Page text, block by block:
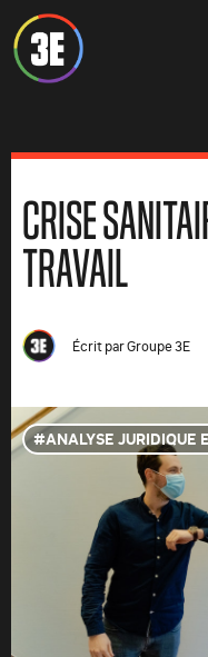
CRISE
TRAVAIL
Écrit parGroupe 3E
ANALYSE JURIDIQUE